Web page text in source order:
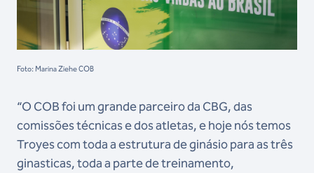
Foto: Marina Ziehe COB
“O COB foi um grande parceiro da CBG, das
comissões técnicas e dos atletas, e hoje nós temos
Troyes com toda a estrutura de ginásio para as três
ginasticas, toda a parte de treinamento,